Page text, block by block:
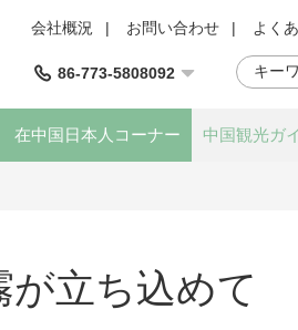
会社概況 | お問い合わせ | よく
86-773-5808092
在中国日本人コーナー 中国観光ガ
立ち込めて